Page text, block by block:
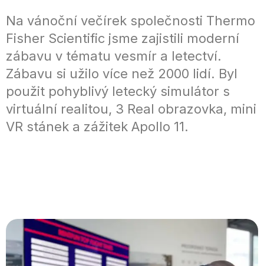
Na vánoční večírek společnosti Thermo
Fisher Scientific jsme zajistili moderní
zábavu v tématu vesmír a letectví.
Zábavu si užilo více než 2000 lidí. Byl
použit pohyblivý letecký simulátor s
virtuální realitou, 3 Real obrazovka, mini
VR stánek a zážitek Apollo 11.